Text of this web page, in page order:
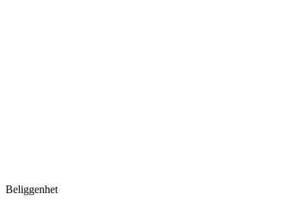
Beliggenhet